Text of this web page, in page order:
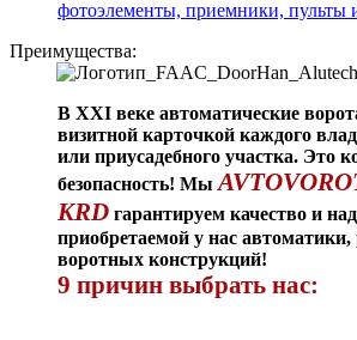
фотоэлементы, приемники, пульты
Преимущества:
В XXI веке автоматические
визитной карточкой каждого
или приусадебного участка. Это
безопасность! Мы
KRD гарантируем качество и
приобретаемой у нас
воротных конструкций!
9 причин выбрать нас: